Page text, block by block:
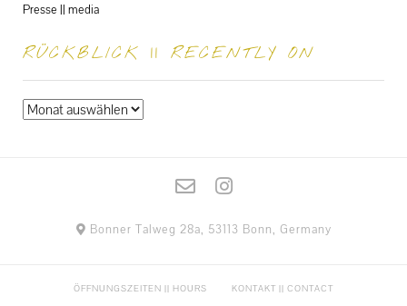
Presse || media
RÜCKBLICK || RECENTLY ON
Rückblick
Bonner Talweg 28a, 53113 Bonn, Germany
ÖFFNUNGSZEITEN || HOURS KONTAKT || CONTACT